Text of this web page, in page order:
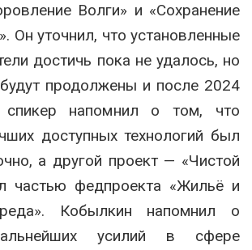
Волги» и «Сохранение
Он уточнил, что установленные
достичь пока не удалось, но
продолжены и после 2024
спикер напомнил о том, что
доступных технологий был
а другой проект — «Чистой
частью федпроекта «Жильё и
Кобылкин напомнил о
усилий в сфере